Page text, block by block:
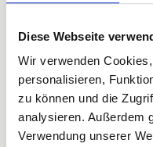
Diese Webseite
Wir verwenden
personalisieren,
zu können und die
analysieren. Außerdem
Verwendung unserer
SYLTSEA HAFEN
Syltness Center
Fitness für graue Tage